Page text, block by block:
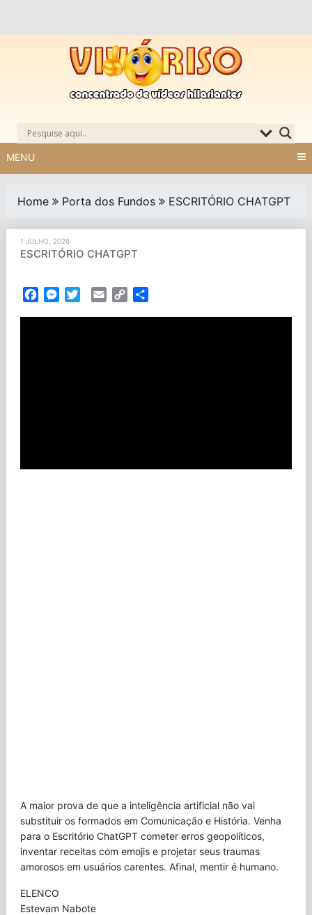
MENU
Home Porta dos Fundos ESCRITÓRIO CHATGPT
1 JULHO, 2026
ESCRITÓRIO CHATGPT
FacebookMessenger
TwitterEmail Copy
A maior prova de que a inteligência artificial não vai
substituir os formados em Comunicação e História. Venha
para o Escritório ChatGPT cometer erros geopolíticos,
inventar receitas com emojis e projetar seus traumas
amorosos em usuários carentes. Afinal, mentir é humano.
ELENCO
Estevam Nabote